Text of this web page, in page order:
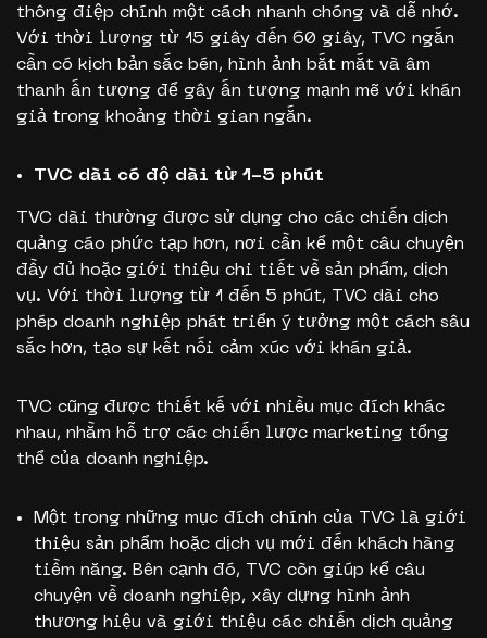
thông điệp chính một cách nhanh chóng và dễ nhớ.
Với thời lượng từ 15 giây đến 60 giây, TVC ngắn
cần có kịch bản sắc bén, hình ảnh bắt mắt và âm
thanh ấn tượng để gây ấn tượng mạnh mẽ với khán
giả trong khoảng thời gian ngắn.
TVC dài có độ dài từ 1-5 phút
TVC dài thường được sử dụng cho các chiến dịch
quảng cáo phức tạp hơn, nơi cần kể một câu chuyện
đầy đủ hoặc giới thiệu chi tiết về sản phẩm, dịch
vụ. Với thời lượng từ 1 đến 5 phút, TVC dài cho
phép doanh nghiệp phát triển ý tưởng một cách sâu
sắc hơn, tạo sự kết nối cảm xúc với khán giả.
TVC cũng được thiết kế với nhiều mục đích khác
nhau, nhằm hỗ trợ các chiến lược marketing tổng
thể của doanh nghiệp.
Một trong những mục đích chính của TVC là giới
thiệu sản phẩm hoặc dịch vụ mới đến khách hàng
tiềm năng. Bên cạnh đó, TVC còn giúp kể câu
chuyện về doanh nghiệp, xây dựng hình ảnh
thương hiệu và giới thiệu các chiến dịch quảng